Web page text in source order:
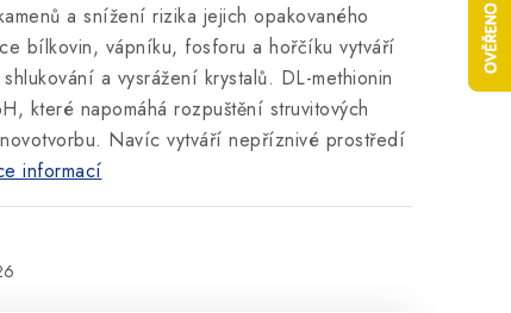
a snížení rizika jejich opakovaného
bílkovin, vápníku, fosforu a hořčíku vytváří
a vysrážení krystalů. DL-methionin
které napomáhá rozpuštění struvitových
Navíc vytváří nepříznivé prostředí
informací